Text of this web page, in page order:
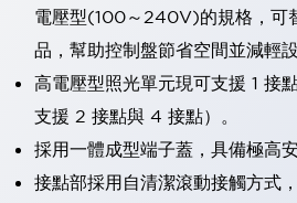
電壓型(100～240V)的規格，可
品，幫助控制盤節省空間並減輕設
高電壓型照光單元現可支援 1 接
支援 2 接點與 4 接點）。
採用一體成型端子蓋，具備極高
接點部採用自清潔滾動接觸方式